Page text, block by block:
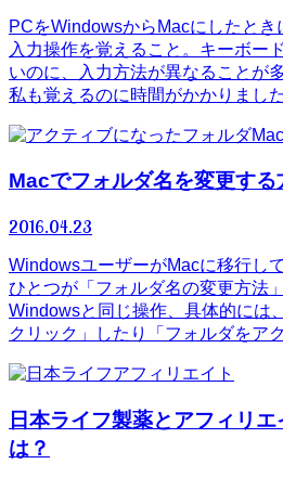
PCをWindowsからMacにしたと
入力操作を覚えること。キーボー
いのに、入力方法が異なることが
私も覚えるのに時間がかかりまし
Mac
Macでフォルダ名を変更する
2016.04.23
WindowsユーザーがMacに移行し
ひとつが「フォルダ名の変更方法
Windowsと同じ操作、具体的には
クリック」したり「フォルダをア
アフィリエイト
日本ライフ製薬とアフィリ
は？